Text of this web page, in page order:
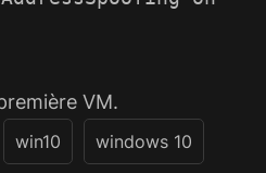
VM.
win10 windows 10